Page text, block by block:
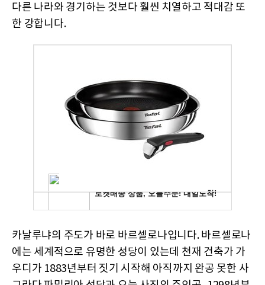
다른 나라와 경기하는 것보다 훨씬 치열하고 적대감 또
한 강합니다.
카날루냐의 주도가 바로 바르셀로나입니다. 바르셀로나
에는 세계적으로 유명한 성당이 있는데 천재 건축가 가
우디가 1883년부터 짓기 시작해 아직까지 완공 못한 사